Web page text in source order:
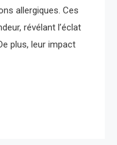
allergiques. Ces
révélant l’éclat
plus, leur impact